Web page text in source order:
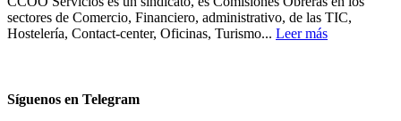
sectores de Comercio, Financiero, administrativo, de las TIC,
Hostelería, Contact-center, Oficinas, Turismo... Leer más
Síguenos en Telegram